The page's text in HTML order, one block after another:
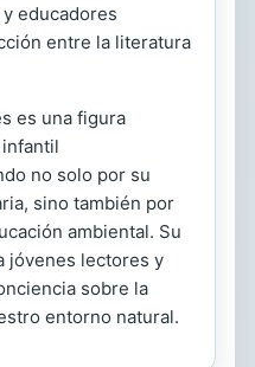
educadores
entre la literatura
es una figura
no solo por su
sino también por
ambiental. Su
jóvenes lectores y
sobre la
entorno natural.